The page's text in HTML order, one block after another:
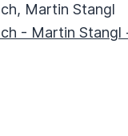
Martin Stangl
- Martin Stangl